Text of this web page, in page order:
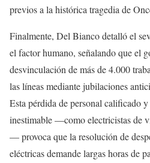
previos a la histórica tragedia de
Finalmente, Del Bianco detalló el
el factor humano, señalando que el
desvinculación de más de 4.000
las líneas mediante jubilaciones
Esta pérdida de personal calificado
inestimable —como electricistas de
— provoca que la resolución de
eléctricas demande largas horas de